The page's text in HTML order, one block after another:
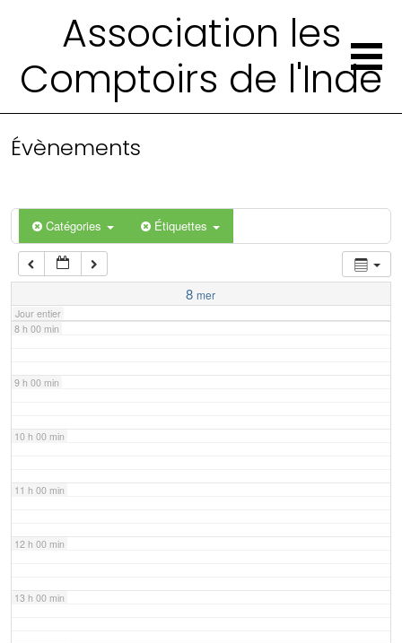
Association les
Comptoirs de l'Inde
Évènements
Catégories Étiquettes
8 mer
Jour entier
4 h 00 min
6 h 00 min
7 h 00 min
8 h 00 min
9 h 00 min
10 h 00 min
11 h 00 min
12 h 00 min
13 h 00 min